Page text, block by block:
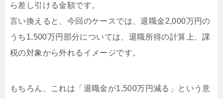
ら差し引ける金額です。
言い換えると、今回のケースでは、退職金2,000万円の
うち1,500万円部分については、退職所得の計算上、課
税の対象から外れるイメージです。
もちろん、これは「退職金が1,500万円減る」という意